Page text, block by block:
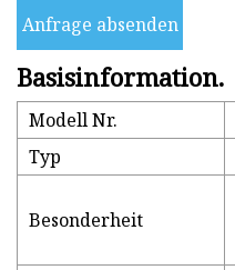
Anfrage absenden
Basisinformation.
Modell Nr.
Typ
Besonderheit